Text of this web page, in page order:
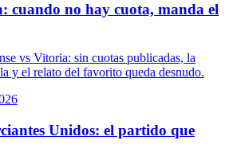
cuando no hay cuota, manda el
vs Vitoria: sin cuotas publicadas, la
y el relato del favorito queda desnudo.
Unidos: el partido que